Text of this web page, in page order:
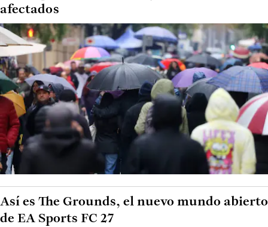
afectados
Así es The Grounds, el nuevo mundo abierto
de EA Sports FC 27